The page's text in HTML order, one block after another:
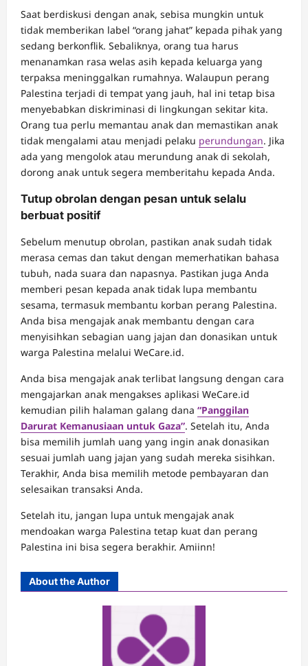
Saat berdiskusi dengan anak, sebisa mungkin untuk
tidak memberikan label “orang jahat” kepada pihak yang
sedang berkonflik. Sebaliknya, orang tua harus
menanamkan rasa welas asih kepada keluarga yang
terpaksa meninggalkan rumahnya. Walaupun perang
Palestina terjadi di tempat yang jauh, hal ini tetap bisa
menyebabkan diskriminasi di lingkungan sekitar kita.
Orang tua perlu memantau anak dan memastikan anak
tidak mengalami atau menjadi pelaku perundungan. Jika
ada yang mengolok atau merundung anak di sekolah,
dorong anak untuk segera memberitahu kepada Anda.
Tutup obrolan dengan pesan untuk selalu
berbuat positif
Sebelum menutup obrolan, pastikan anak sudah tidak
merasa cemas dan takut dengan memerhatikan bahasa
tubuh, nada suara dan napasnya. Pastikan juga Anda
memberi pesan kepada anak tidak lupa membantu
sesama, termasuk membantu korban perang Palestina.
Anda bisa mengajak anak membantu dengan cara
menyisihkan sebagian uang jajan dan donasikan untuk
warga Palestina melalui WeCare.id.
Anda bisa mengajak anak terlibat langsung dengan cara
mengajarkan anak mengakses aplikasi WeCare.id
kemudian pilih halaman galang dana “Panggilan
Darurat Kemanusiaan untuk Gaza”. Setelah itu, Anda
bisa memilih jumlah uang yang ingin anak donasikan
sesuai jumlah uang jajan yang sudah mereka sisihkan.
Terakhir, Anda bisa memilih metode pembayaran dan
selesaikan transaksi Anda.
Setelah itu, jangan lupa untuk mengajak anak
mendoakan warga Palestina tetap kuat dan perang
Palestina ini bisa segera berakhir. Amiinn!
About the Author